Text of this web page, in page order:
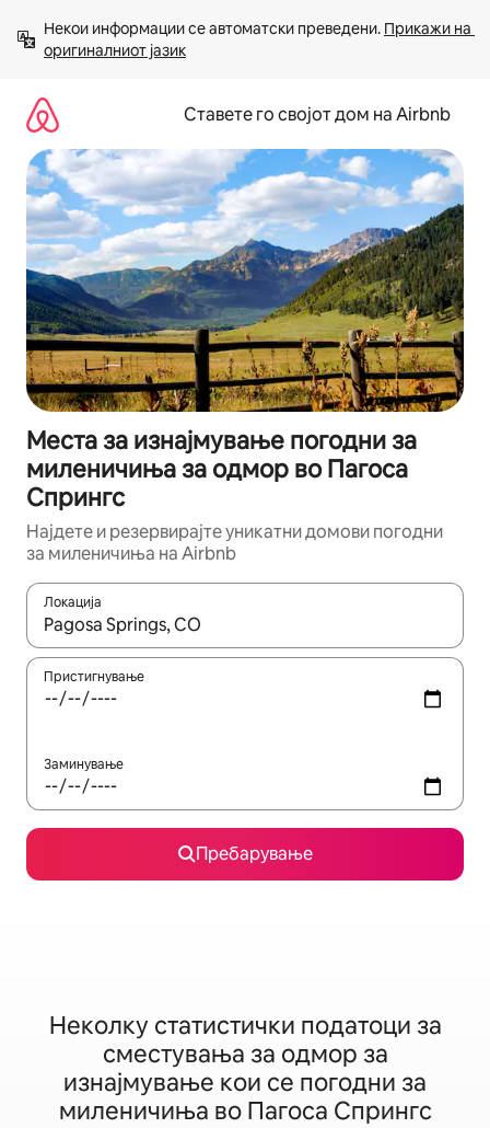
содржина
Некои информации се автоматски преведени. Прикажи на
оригиналниот јазик
Ставете го својот дом на Airbnb
Места за изнајмување погодни за
миленичиња за одмор во Пагоса
Спрингс
Најдете и резервирајте уникатни домови погодни
за миленичиња на Airbnb
Локација
Кога резултатите се достапни, движете се со копчињата
Пристигнување
Заминување
Пребарување
Неколку статистички податоци за
сместувања за одмор за
изнајмување кои се погодни за
миленичиња во Пагоса Спрингс